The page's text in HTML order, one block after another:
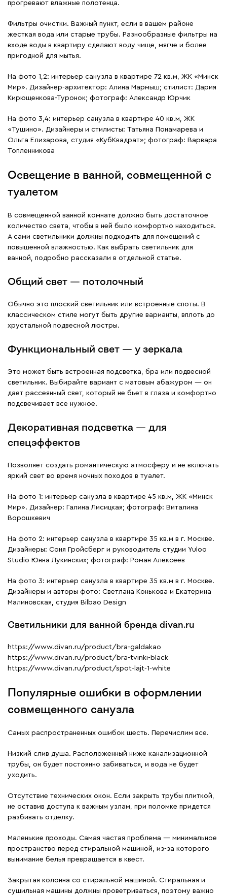
прогревают влажные полотенца.
Фильтры очистки. Важный пункт, если в вашем районе
жесткая вода или старые трубы. Разнообразные фильтры на
входе воды в квартиру сделают воду чище, мягче и более
пригодной для мытья.
На фото 1,2: интерьер санузла в квартире 72 кв.м, ЖК «Минск
Мир». Дизайнер-архитектор: Алина Мармыш; стилист: Дария
Кирющенкова-Туронок; фотограф: Александр Юрчик
На фото 3,4: интерьер санузла в квартире 40 кв.м, ЖК
«Тушино». Дизайнеры и стилисты: Татьяна Понамарева и
Ольга Елизарова, студия «КубКвадрат»; фотограф: Варвара
Топленникова
Освещение в ванной, совмещенной с
туалетом
В совмещенной ванной комнате должно быть достаточное
количество света, чтобы в ней было комфортно находиться.
А сами светильники должны подходить для помещений с
повышенной влажностью. Как выбрать светильник для
ванной, подробно рассказали в отдельной статье.
Общий свет — потолочный
Обычно это плоский светильник или встроенные споты. В
классическом стиле могут быть другие варианты, вплоть до
хрустальной подвесной люстры.
Функциональный свет — у зеркала
Это может быть встроенная подсветка, бра или подвесной
светильник. Выбирайте вариант с матовым абажуром — он
дает рассеянный свет, который не бьет в глаза и комфортно
подсвечивает все нужное.
Декоративная подсветка — для
спецэффектов
Позволяет создать романтическую атмосферу и не включать
яркий свет во время ночных походов в туалет.
На фото 1: интерьер санузла в квартире 45 кв.м, ЖК «Минск
Мир». Дизайнер: Галина Лисицкая; фотограф: Виталина
Ворошкевич
На фото 2: интерьер санузла в квартире 35 кв.м в г. Москве.
Дизайнеры: Соня Гройсберг и руководитель студии Yuloo
Studio Юнна Лукинских; фотограф: Роман Алексеев
На фото 3: интерьер санузла в квартире 35 кв.м в г. Москве.
Дизайнеры и авторы фото: Светлана Конькова и Екатерина
Малиновская, студия Bilbao Design
Светильники для ванной бренда divan.ru
https://www.divan.ru/product/bra-galdakao
https://www.divan.ru/product/bra-tvinki-black
https://www.divan.ru/product/spot-lajt-1-white
Популярные ошибки в оформлении
совмещенного санузла
Самых распространенных ошибок шесть. Перечислим все.
Низкий слив душа. Расположенный ниже канализационной
трубы, он будет постоянно забиваться, и вода не будет
уходить.
Отсутствие технических окон. Если закрыть трубы плиткой,
не оставив доступа к важным узлам, при поломке придется
разбивать отделку.
Маленькие проходы. Самая частая проблема — минимальное
пространство перед стиральной машиной, из-за которого
вынимание белья превращается в квест.
Закрытая колонна со стиральной машиной. Стиральная и
сушильная машины должны проветриваться, поэтому важно